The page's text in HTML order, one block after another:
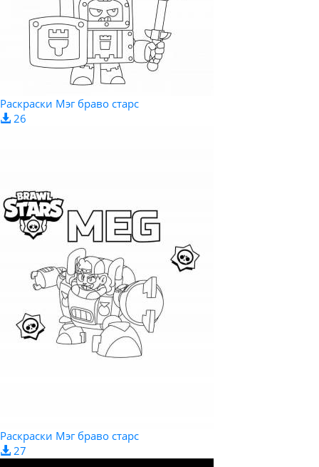
Раскраски Мэг браво старс
26
Раскраски Мэг браво старс
27